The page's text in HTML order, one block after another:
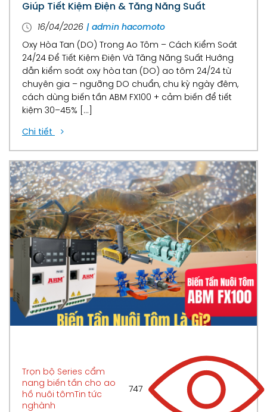
Giúp Tiết Kiệm Điện & Tăng Năng Suất
16/04/2026 | admin hacomoto
Oxy Hòa Tan (DO) Trong Ao Tôm – Cách Kiểm Soát
24/24 Để Tiết Kiệm Điện Và Tăng Năng Suất Hướng
dẫn kiểm soát oxy hòa tan (DO) ao tôm 24/24 từ
chuyên gia – ngưỡng DO chuẩn, chu kỳ ngày đêm,
cách dùng biến tần ABM FX100 + cảm biến để tiết
kiệm 30–45% […]
Chi tiết
Trọn bộ Series cẩm
nang biến tần cho ao
hồ nuôi tôm Tin tức
nghành
747